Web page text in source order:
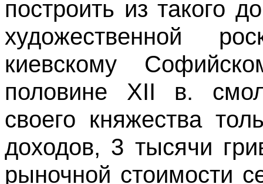
построить из такого
художественной
киевскому
половине XII в.
своего княжества
доходов, 3 тысячи
рыночной стоимости